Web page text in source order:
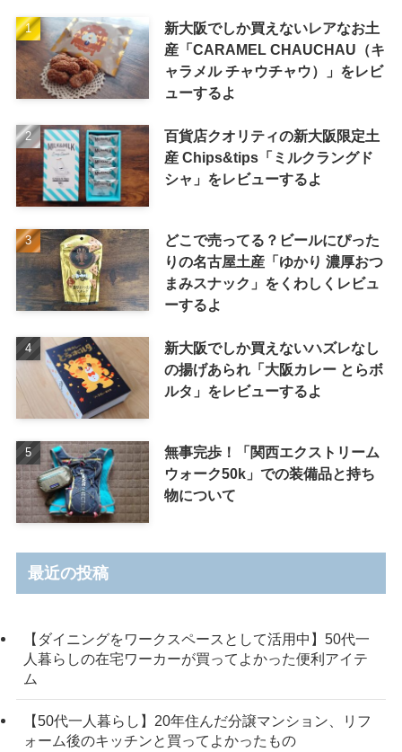
新大阪でしか買えないレアなお土
産「CARAMEL CHAUCHAU（キ
ャラメル チャウチャウ）」をレビ
ューするよ
百貨店クオリティの新大阪限定土
産 Chips&tips「ミルクラングド
シャ」をレビューするよ
どこで売ってる？ビールにぴった
りの名古屋土産「ゆかり 濃厚おつ
まみスナック」をくわしくレビュ
ーするよ
新大阪でしか買えないハズレなし
の揚げあられ「大阪カレー とらボ
ルタ」をレビューするよ
無事完歩！「関西エクストリーム
ウォーク50k」での装備品と持ち
物について
最近の投稿
【ダイニングをワークスペースとして活用中】50代一
人暮らしの在宅ワーカーが買ってよかった便利アイテ
ム
【50代一人暮らし】20年住んだ分譲マンション、リフ
ォーム後のキッチンと買ってよかったもの